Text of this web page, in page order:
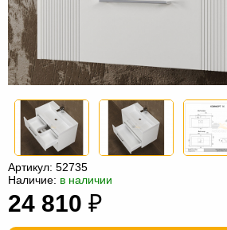
мебель
Столы
под
компьютер
Мебель
для
Мебель
Кресла-
мешки
Мебель
из
ротанга
Садовая
мебель
Косметологическое
Артикул: 52735
Наличие: в наличии
24 810 ₽